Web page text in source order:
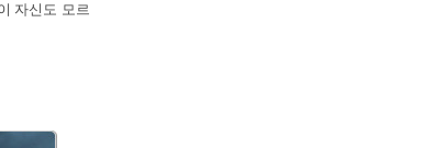
자신도 모르